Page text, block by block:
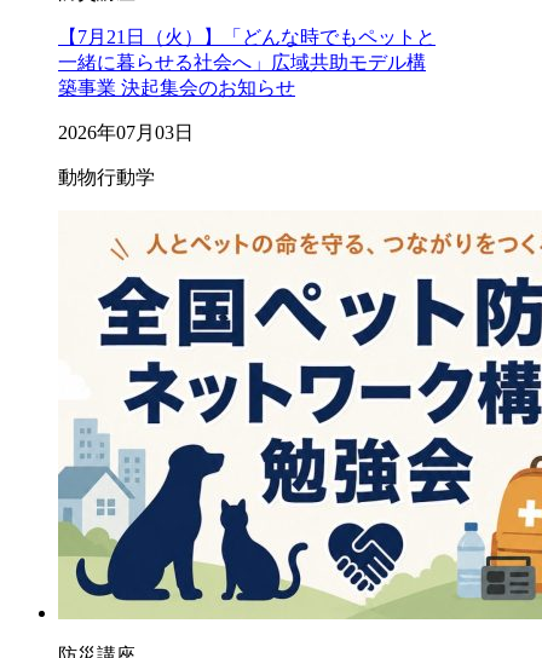
【7月21日（火）】「どんな時でもペットと
一緒に暮らせる社会へ」広域共助モデル構
築事業 決起集会のお知らせ
2026年07月03日
動物行動学